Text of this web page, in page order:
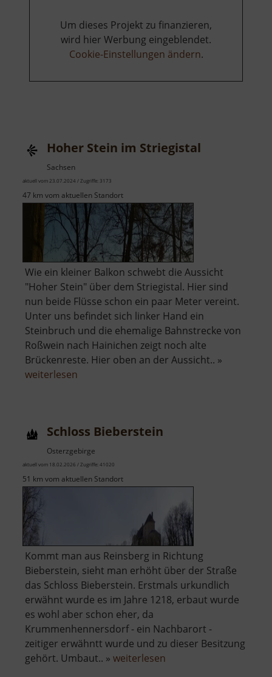
Um dieses Projekt zu finanzieren,
wird hier Werbung eingeblendet.
Cookie-Einstellungen ändern.
Hoher Stein im Striegistal
Sachsen
aktuell vom 23.07.2024 / Zugriffe: 3173
47 km vom aktuellen Standort
Wie ein kleiner Balkon schwebt die Aussicht
"Hoher Stein" über dem Striegistal. Hier sind
nun beide Flüsse schon ein paar Meter vereint.
Unter uns befindet sich linker Hand ein
Steinbruch und die ehemalige Bahnstrecke von
Roßwein nach Hainichen zeigt noch alte
Brückenreste. Hier oben an der Aussicht.. »
weiterlesen
Striegistal
Schloss Bieberstein
Osterzgebirge
aktuell vom 18.02.2026 / Zugriffe: 41020
51 km vom aktuellen Standort
Kommt man aus Reinsberg in Richtung
Bieberstein, sieht man erhöht über der Straße
das Schloss Bieberstein. Erstmals urkundlich
erwähnt wurde es im Jahre 1218, erbaut wurde
es wohl aber schon eher, da
Krummenhennersdorf - ein Nachbarort -
zeitiger erwähntt wurde und zu dieser Besitzung
gehört. Umbaut.. » weiterlesen